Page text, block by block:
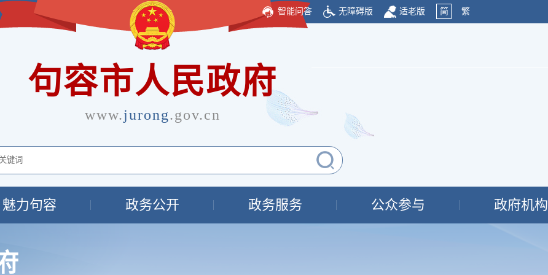
智能问答 无障碍版 适老版 简 繁
句容市人民政府
www.jurong.gov.cn
魅力句容 政务公开 政务服务 公众参与 政府机构